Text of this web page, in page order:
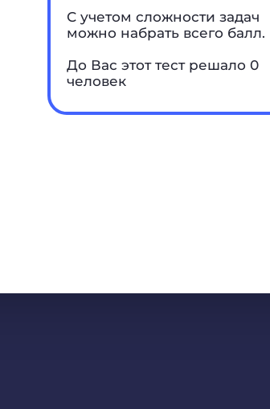
С учетом сложности задач
можно набрать всего балл.
До Вас этот тест решало 0
человек